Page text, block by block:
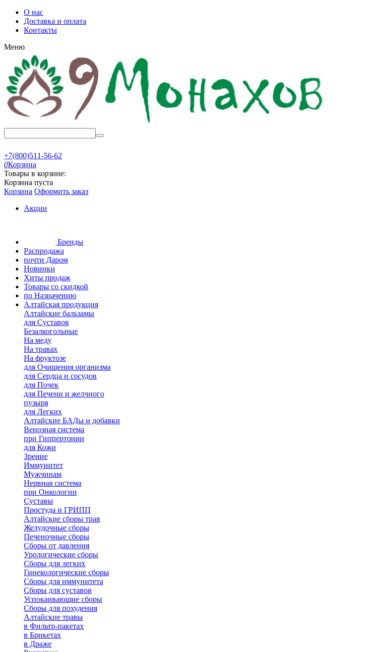
О нас
Доставка и оплата
Контакты
Меню
+7(800)511-56-62
0Корзина
Товары в корзине:
Корзина пуста
Корзина Оформить заказ
Акции
Бренды
Распродажа
почти Даром
Новинки
Хиты продаж
Товары со скидкой
по Назначению
Алтайская продукция
Алтайские бальзамы
для Суставов
Безалкогольные
На меду
На травах
На фруктозе
для Очищения организма
для Сердца и сосудов
для Почек
для Печени и желчного
пузыря
для Легких
Алтайские БАДы и добавки
Венозная система
при Гиппертонии
для Кожи
Зрение
Иммунитет
Мужчинам
Нервная система
при Онкологии
Суставы
Простуда и ГРИПП
Алтайские сборы трав
Желудочные сборы
Печеночные сборы
Сборы от давления
Урологические сборы
Сборы для легких
Гинекологические сборы
Сборы для иммунитета
Сборы для суставов
Успокаивающие сборы
Сборы для похудения
Алтайские травы
в Фильтр-пакетах
в Брикетах
в Драже